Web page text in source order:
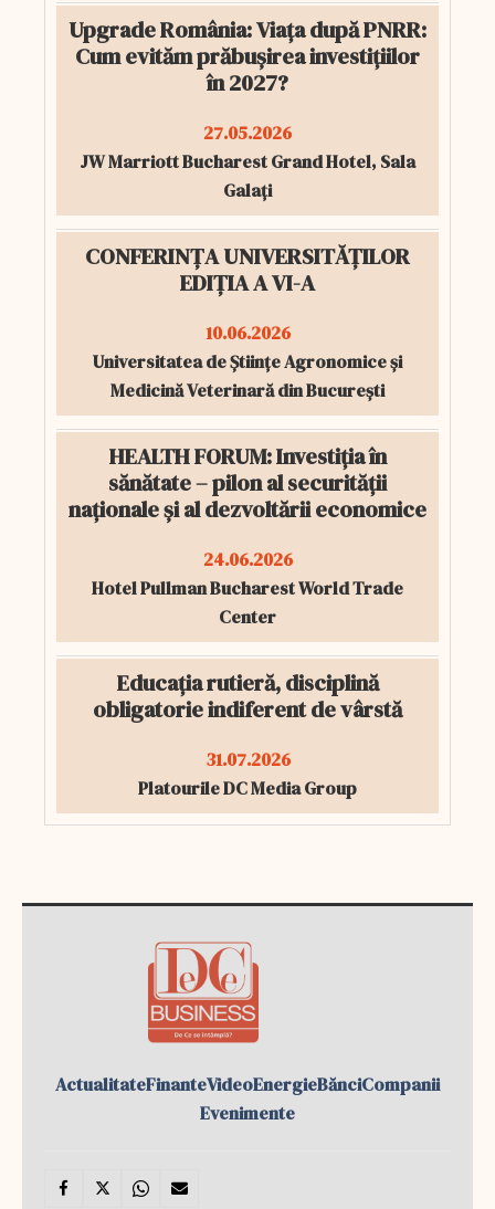
Upgrade România: Viața după PNRR:
Cum evităm prăbușirea investițiilor
în 2027?
27.05.2026
JW Marriott Bucharest Grand Hotel, Sala
Galați
CONFERINȚA UNIVERSITĂȚILOR
EDIȚIA A VI-A
10.06.2026
Universitatea de Științe Agronomice și
Medicină Veterinară din București
HEALTH FORUM: Investiția în
sănătate – pilon al securității
naționale și al dezvoltării economice
24.06.2026
Hotel Pullman Bucharest World Trade
Center
Educația rutieră, disciplină
obligatorie indiferent de vârstă
31.07.2026
Platourile DC Media Group
ActualitateFinanteVideoEnergieBănciCompanii
Evenimente